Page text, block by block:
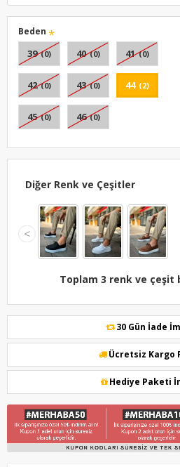
Beden
39 (0) 40 (0) 41 (0)
42 (0) 43 (0) 44 (2)
45 (0) 46 (0)
Diğer Renk ve Çeşitler
<
Toplam 3 renk ve çeşit
30 Gün İade
Ücretsiz Kargo
Hediye Paketi